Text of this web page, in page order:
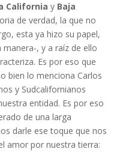
California y Baja
de verdad, la que no
esta ya hizo su papel,
, y a raíz de ello
Es por eso que
bien lo menciona Carlos
y Sudcalifornianos
entidad. Es por eso
de una larga
darle ese toque que nos
amor por nuestra tierra: